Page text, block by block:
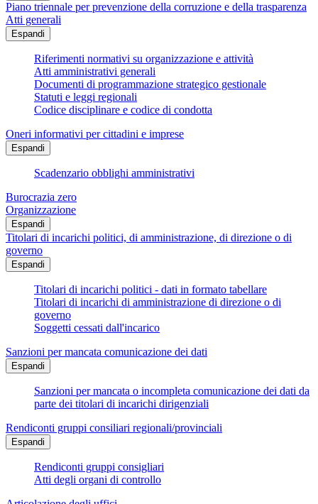
Piano triennale per prevenzione della corruzione e della trasparenza
Atti generali
Espandi
Riferimenti normativi su organizzazione e attività
Atti amministrativi generali
Documenti di programmazione strategico gestionale
Statuti e leggi regionali
Codice disciplinare e codice di condotta
Oneri informativi per cittadini e imprese
Espandi
Scadenzario obblighi amministrativi
Burocrazia zero
Organizzazione
Espandi
Titolari di incarichi politici, di amministrazione, di direzione o di
governo
Espandi
Titolari di incarichi politici - dati in formato tabellare
Titolari di incarichi di amministrazione di direzione o di
governo
Soggetti cessati dall'incarico
Sanzioni per mancata comunicazione dei dati
Espandi
Sanzioni per mancata o incompleta comunicazione dei dati da
parte dei titolari di incarichi dirigenziali
Rendiconti gruppi consiliari regionali/provinciali
Espandi
Rendiconti gruppi consigliari
Atti degli organi di controllo